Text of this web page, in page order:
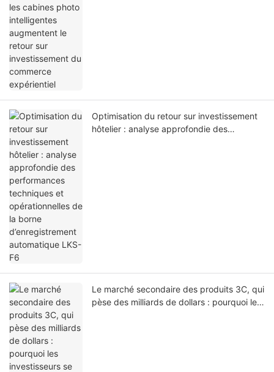
Optimisation du retour sur investissement
hôtelier : analyse approfondie des
Le marché secondaire des produits 3C, qui
pèse des milliards de dollars : pourquoi les